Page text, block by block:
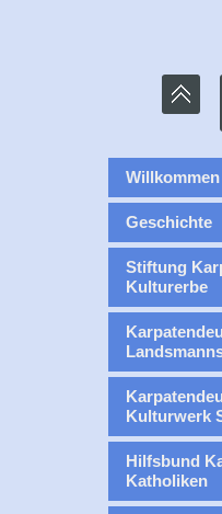
Willkommen
Geschichte
Stiftung
Kulturerbe
Kulturwerk
Hilfsbund
Katholiken